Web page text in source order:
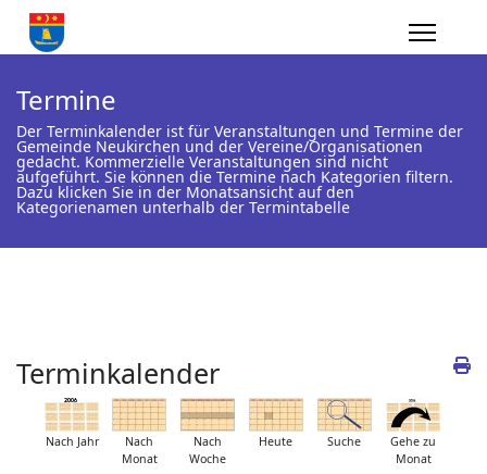
Termine
Der Terminkalender ist für Veranstaltungen und Termine der
Gemeinde Neukirchen und der Vereine/Organisationen
gedacht. Kommerzielle Veranstaltungen sind nicht
aufgeführt. Sie können die Termine nach Kategorien filtern.
Dazu klicken Sie in der Monatsansicht auf den
Kategorienamen unterhalb der Termintabelle
Terminkalender
Nach Jahr
Nach
Monat
Nach
Woche
Heute Suche
Gehe zu
Monat